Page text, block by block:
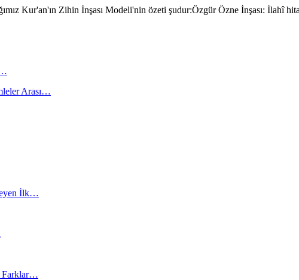
Kur'an'ın Zihin İnşası Modeli'nin özeti şudur: ​Özgür Özne İnşası: İlahî
…
Arası…
İlk…
Farklar…